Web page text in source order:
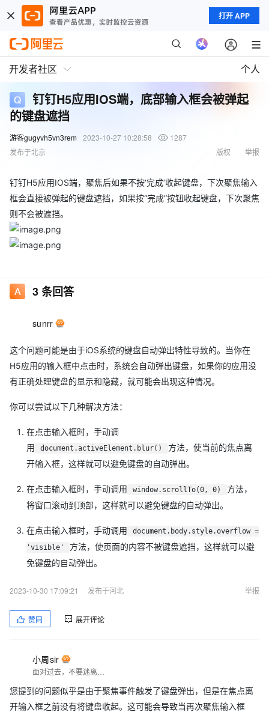
打开 APP
开发者社区 个人
钉钉H5应用IOS端，底部输入框会被弹起
的键盘遮挡
游客gugyvh5vn3rem 2023-10-27 10:28:58
1287
发布于北京
举报
版权
钉钉H5应用IOS端，聚焦后如果不按‘完成’收起键盘，下次聚焦输入
框会直接被弹起的键盘遮挡，如果按“完成”按钮收起键盘，下次聚焦
则不会被遮挡。
3条回答
sunrr
这个问题可能是由于iOS系统的键盘自动弹出特性导致的。当你在
H5应用的输入框中点击时，系统会自动弹出键盘，如果你的应用没
有正确处理键盘的显示和隐藏，就可能会出现这种情况。
你可以尝试以下几种解决方法：
在点击输入框时，手动调
用
document.activeElement.blur()
方法，使当前的焦点离
开输入框，这样就可以避免键盘的自动弹出。
在点击输入框时，手动调用 window.scrollTo(0, 0)
方法，
将窗口滚动到顶部，这样就可以避免键盘的自动弹出。
在点击输入框时，手动调用
document.body.style.overflow =
'visible'
方法，使页面的内容不被键盘遮挡，这样就可以避
免键盘的自动弹出。
2023-10-30 17:09:21 发布于河北 举报
赞同 展开评论
小周sir
您提到的问题似乎是由于聚焦事件触发了键盘弹出，但是在焦点离
开输入框之前没有将键盘收起。这可能会导致当再次聚焦输入框